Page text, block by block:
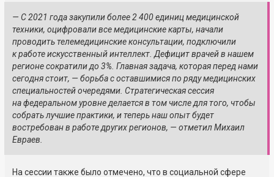
— С 2021 года закупили более 2 400 единиц медицинской
техники, оцифровали все медицинские карты, начали
проводить телемедицинские консультации, подключили
к работе искусственный интеллект. Дефицит врачей в нашем
регионе сократили до 3%. Главная задача, которая перед нами
сегодня стоит, — борьба с оставшимися по ряду медицинских
специальностей очередями. Стратегическая сессия
на федеральном уровне делается в том числе для того, чтобы
собрать лучшие практики, и теперь наш опыт будет
востребован в работе других регионов, — отметил Михаил
Евраев.
На сессии также было отмечено, что в социальной сфере